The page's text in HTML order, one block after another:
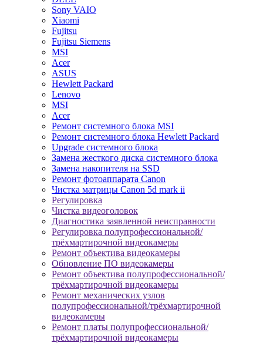
Sony VAIO
Xiaomi
Fujitsu
Fujitsu Siemens
MSI
Acer
ASUS
Hewlett Packard
Lenovo
MSI
Acer
Ремонт системного блока MSI
Ремонт системного блока Hewlett Packard
Upgrade системного блока
Замена жесткого диска системного блока
Замена накопителя на SSD
Ремонт фотоаппарата Canon
Чистка матрицы Canon 5d mark ii
Регулировка
Чистка видеоголовок
Диагностика заявленной неисправности
Регулировка полупрофессиональной/
трёхмартирочной видеокамеры
Ремонт объектива видеокамеры
Обновление ПО видеокамеры
Ремонт объектива полупрофессиональной/
трёхмартирочной видеокамеры
Ремонт механических узлов
полупрофессиональной/трёхмартирочной
видеокамеры
Ремонт платы полупрофессиональной/
трёхмартирочной видеокамеры